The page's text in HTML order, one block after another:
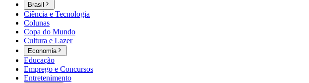
Brasil
Ciência e Tecnologia
Colunas
Copa do Mundo
Cultura e Lazer
Economia
Educação
Emprego e Concursos
Entretenimento